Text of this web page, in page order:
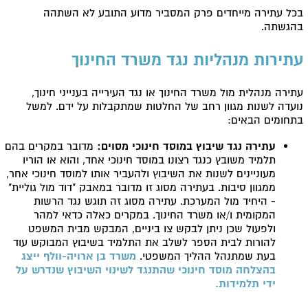
בכל עתירה מייחדים פרק המסביר מדוע התובע לא השתהה
בהגשתה.
עתירות מנהליות נגד משרד החינוך
עתירה מנהלית מול משרד החינוך או נגד העירייה בענייני חינוך,
נועדה לשנות מגוון רחב של החלטות שמתקבלות על ידם. למשל
בתחומים הבאים:
עתירה נגד שיבוץ במוסד חינוכי מסוים: מדובר במקרים בהם
תלמיד משובץ כנגד רצונו במוסד חינוכי אחד, והוא או הוריו
מעוניינים לשנות את השיבוץ ולהעביר אותו למוסד חינוכי אחר,
ממגוון סיבות. בעתירה מסוג זו מדובר במאבק "דוד מול גוליית"
- היחיד מול המערכת. עתירה מסוג זה תוגש נגד הרשות
המקומית ו/או משרד החינוך. במקרים כאלה כדאי למהר
ולפעול שכן ניתן לבקש צו ביניים, המבקש מבית המשפט
להורות לבית הספר לשלב את התלמיד בשיבוץ המבוקש עוד
בעת שמתנהל ההליך המשפטי. משרד בן ארויה-וולף ייצג
בהצלחה מוסד חינוכי שהתנגד לשינוי השיבוץ שנדרש על
ידי תלמידות.